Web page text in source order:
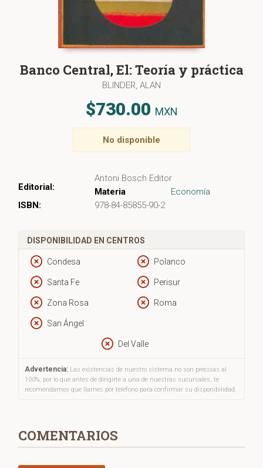
Banco Central, El: Teoría y práctica
BLINDER, ALAN
$730.00 MXN
No disponible
Editorial:
Antoni Bosch Editor
Materia
Economía
ISBN:
978-84-85855-90-2
DISPONIBILIDAD EN CENTROS
Condesa Polanco
Santa Fe Perisur
Zona Rosa Roma
San Ángel
Del Valle
Advertencia: Las existencias de nuestro sistema no son precisas al
100%, por lo que antes de dirigirte a una de nuestras sucursales, te
recomendamos que llames por teléfono para confirmar su disponibilidad.
COMENTARIOS